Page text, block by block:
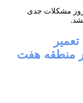
مشکلات جدی
منطقه هفت